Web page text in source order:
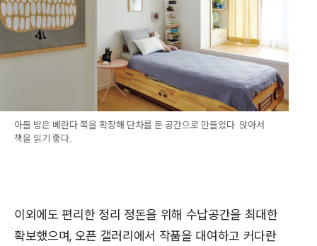
아들 방은 베란다 쪽을 확장해 단차를 둔 공간으로 만들었다. 앉아서
책을 읽기 좋다.
이외에도 편리한 정리 정돈을 위해 수납공간을 최대한
확보했으며, 오픈 갤러리에서 작품을 대여하고 커다란